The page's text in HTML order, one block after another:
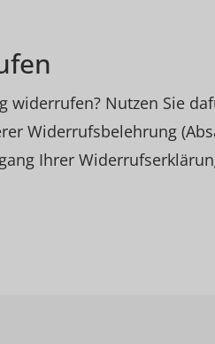
widerrufen? Nutzen Sie
Widerrufsbelehrung
Ihrer